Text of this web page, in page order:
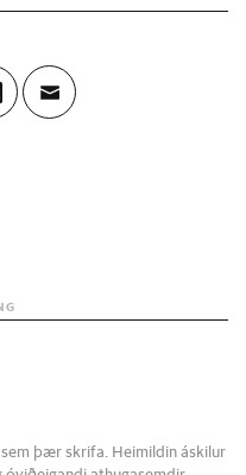
þær skrifa. Heimildin áskilur